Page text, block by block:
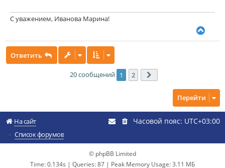
С уважением, Иванова Марина!
с
к
а
Ответить
20 сообщений 1 2
Перейти
На сайт
Список форумов
Часовой пояс: UTC+03:00
© phpBB Limited
Time: 0.134s | Queries: 87 | Peak Memory Usage: 3.11 МБ